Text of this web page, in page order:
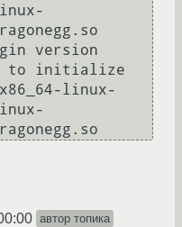
version
to initialize
linux-
автор топика